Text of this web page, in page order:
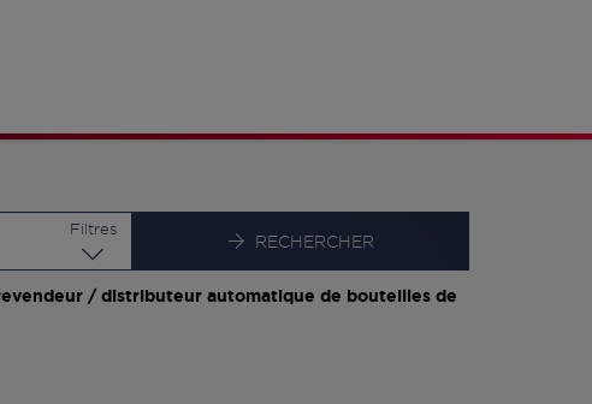
Filtres
RECHERCHER
/ distributeur automatique de bouteilles de